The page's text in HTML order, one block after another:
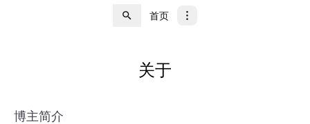
首页
关于
博主简介